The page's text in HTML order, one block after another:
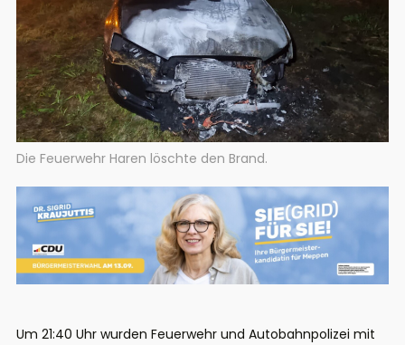
Die Feuerwehr Haren löschte den Brand.
Um 21:40 Uhr wurden Feuerwehr und Autobahnpolizei mit